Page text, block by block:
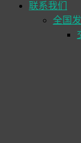
联系我们
全国